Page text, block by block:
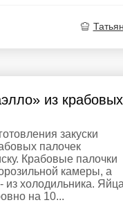
из крабовых
закуски
палочек
Крабовые палочки
камеры, а
из холодильника.
на 10...